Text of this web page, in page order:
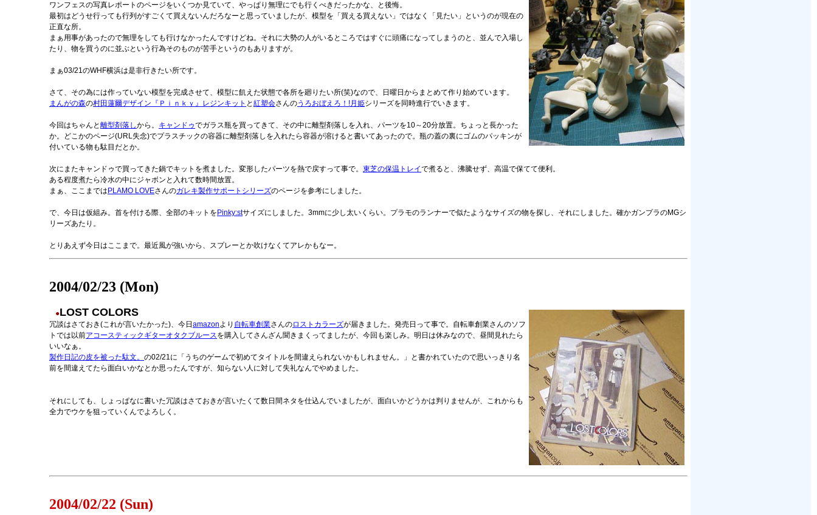
ワンフェスの写真レポートのページをいくつか見ていて、やっぱり無理にでも行くべきだったかな、と後悔。
最初はどうせ行っても行列がすごくて買えないんだろなーと思っていましたが、模型を「買える買えない」ではなく「見たい」というのが現在の
正直な所。
まぁ用事があったので無理をしても行けなかったんですけどね。それに大勢の人がいるところではすぐに頭痛になってしまうのと、並んで入場し
たり、物を買うのに並ぶという行為そのものが苦手というのもありますが。
まぁ03/21のWHF横浜は是非行きたい所です。
さて、その為には作っていない模型を完成させて、模型に飢えた状態で各所を廻りたい所(笑)なので、日曜日からまとめて作り始めています。
まんがの森の村田蓮爾デザイン『Ｐｉｎｋｙ』レジンキット と紅塑会さんのうろおぼえろ！!月姫シリーズを同時進行でいきます。
今回はちゃんと離型剤落しから。 キャンドゥでガラス瓶を買ってきて、その中に離型剤落しを入れ、パーツを10～20分放置。ちょっと長かった
か。どこかのページ(URL失念)でプラスチックの容器に離型剤落しを入れたら容器が溶けると書いてあったので。瓶の蓋の裏にゴムのパッキンが
付いている物も駄目だとか。
次にまたキャンドゥで買ってきた鍋でキットを煮ました。変形したパーツを熱で戻すって事で。 東芝の保温トレイで煮ると、沸騰せず、高温で保てて便利。
ある程度煮たら冷水の中にジャボンと入れて数時間放置。
まぁ、ここまでは PLAMO LOVEさんのガレキ製作サポートシリーズのページを参考にしました。
で、今日は仮組み。首を付ける際、全部のキットを Pinky:stサイズにしました。3mmに少し太いくらい。プラモのランナーで似たようなサイズの物を探し、それにしました。確かガンプラのMGシ
リーズあたり。
とりあえず今日はここまで。最近風が強いから、スプレーとか吹けなくてアレかもなー。
2004/02/23 (Mon)
●LOST COLORS
冗談はさておき(これが言いたかった)、今日 amazonより 自転車創業さんのロストカラーズが届きました。発売日って事で。自転車創業さんのソフ
トでは以前アコースティックギターオタクブルースを購入してさんざん聞きまくってましたが、今回も楽しみ。明日は休みなので、昼間見れたら
いいなぁ。
製作日記の皮を被った駄文。 の02/21に「うちのゲームで初めてタイトルを間違えられないかもしれません。」と書かれていたので思いっきり名
前を間違えてたら面白いかなとか思ったんですが、知らない人に対して失礼なんでやめました。
それにしても、しょっぱなに書いた冗談はさておきが言いたくて数日間ネタを仕込んでいましたが、面白いかどうかは判りませんが、これからも
全力でウケを狙っていくんでよろしく。
2004/02/22 (Sun)